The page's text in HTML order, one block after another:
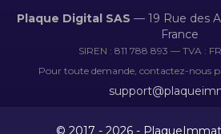
INSTAGRAM
TIKTOK
POLITIQUE DE CONFIDENTIALITÉ
CGV
POLITIQUE DE REMBOURSEMENT
Plaque Digital SAS — 19 Rue des
France
SIREN : 811 788 893 — TVA :
Pour toute demande, contactez-nous
© 2017 - 2026 -